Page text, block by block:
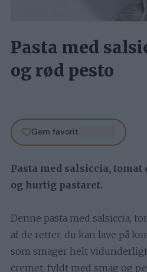
Pasta med
og rød pesto
Gem favorit
Pasta med salsiccia, tomat
og hurtig pastaret.
Denne pasta med salsiccia,
af de retter, du kan lave på
som smager helt
cremet, fyldt med smag og